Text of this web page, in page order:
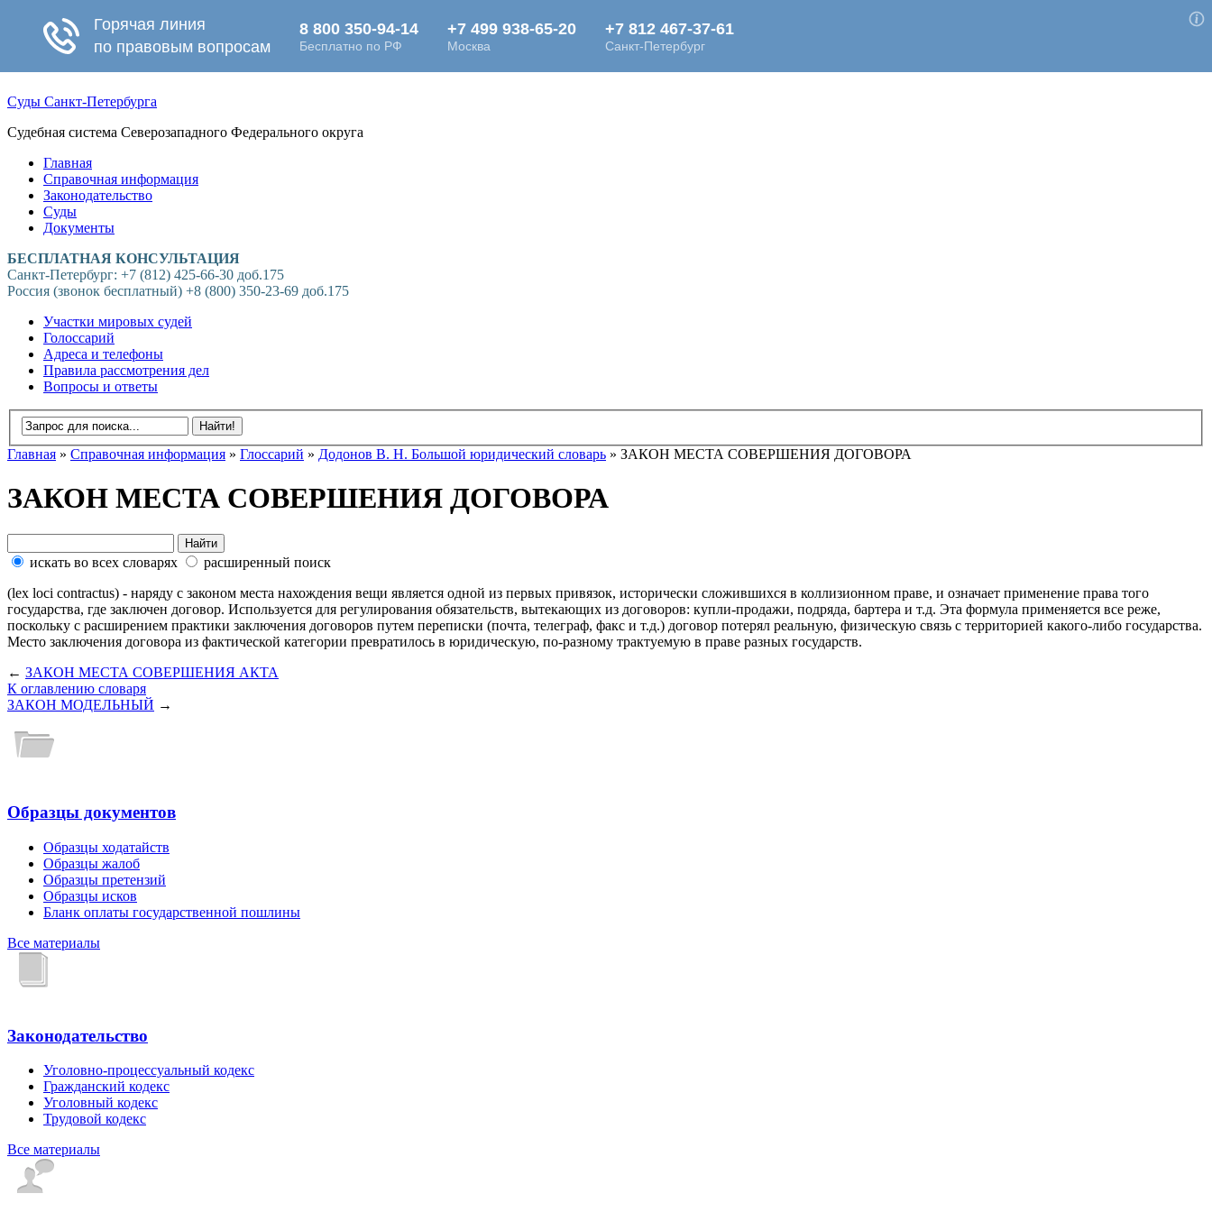
Суды Санкт-Петербурга
Судебная система Северозападного Федерального округа
Главная
Справочная информация
Законодательство
Суды
Документы
БЕСПЛАТНАЯ КОНСУЛЬТАЦИЯ
Санкт-Петербург: +7 (812) 425-66-30 доб.175
Россия (звонок бесплатный) +8 (800) 350-23-69 доб.175
Участки мировых судей
Голоссарий
Адреса и телефоны
Правила рассмотрения дел
Вопросы и ответы
Главная » Справочная информация » Глоссарий » Додонов В. Н. Большой юридический словарь » ЗАКОН МЕСТА СОВЕРШЕНИЯ ДОГОВОРА
ЗАКОН МЕСТА СОВЕРШЕНИЯ ДОГОВОРА
искать во всех словарях
расширенный поиск
(lex loci contractus) - наряду с законом места нахождения вещи является одной из первых привязок, исторически сложившихся в коллизионном праве, и означает применение права того
государства, где заключен договор. Используется для регулирования обязательств, вытекающих из договоров: купли-продажи, подряда, бартера и т.д. Эта формула применяется все реже,
поскольку с расширением практики заключения договоров путем переписки (почта, телеграф, факс и т.д.) договор потерял реальную, физическую связь с территорией какого-либо государства.
Место заключения договора из фактической категории превратилось в юридическую, по-разному трактуемую в праве разных государств.
← ЗАКОН МЕСТА СОВЕРШЕНИЯ АКТА
К оглавлению словаря
ЗАКОН МОДЕЛЬНЫЙ →
Образцы документов
Образцы ходатайств
Образцы жалоб
Образцы претензий
Образцы исков
Бланк оплаты государственной пошлины
Все материалы
Законодательство
Уголовно-процессуальный кодекс
Гражданский кодекс
Уголовный кодекс
Трудовой кодекс
Все материалы